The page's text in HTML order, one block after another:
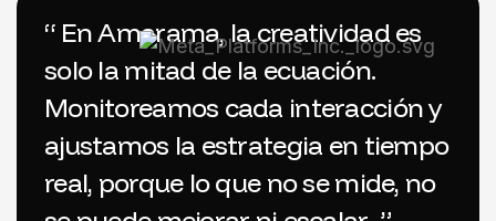
“ En Amarama, la creatividad es
solo la mitad de la ecuación.
Monitoreamos cada interacción y
ajustamos la estrategia en tiempo
real, porque lo que no se mide, no